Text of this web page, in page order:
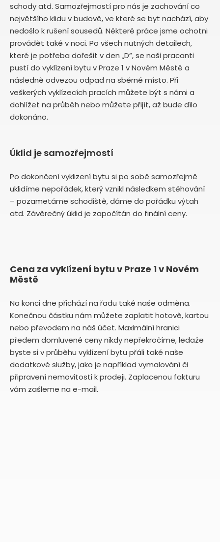
schody atd. Samozřejmostí pro nás je zachování co
největšího klidu v budově, ve které se byt nachází, aby
nedošlo k rušení sousedů. Některé práce jsme ochotni
provádět také v noci. Po všech nutných detailech,
které je potřeba dořešit v den „D“, se naši pracanti
pustí do vyklízení bytu v Praze 1 v Novém Městě a
následně odvezou odpad na sběrné místo. Při
veškerých vyklízecích pracích můžete být s námi a
dohlížet na průběh nebo můžete přijít, až bude dílo
dokonáno.
Úklid je samozřejmostí
Po dokončení vyklizení bytu si po sobě samozřejmě
uklidíme nepořádek, který vznikl následkem stěhování
– pozametáme schodiště, dáme do pořádku výtah
atd. Závěrečný úklid je započítán do finální ceny.
Cena za vyklízení bytu v Praze 1 v Novém
Městě
Na konci dne přichází na řadu také naše odměna.
Konečnou částku nám můžete zaplatit hotově, kartou
nebo převodem na náš účet. Maximální hranici
předem domluvené ceny nikdy nepřekročíme, ledaže
byste si v průběhu vyklízení bytu přáli také naše
dodatkové služby, jako je například vymalování či
připravení nemovitosti k prodeji. Zaplacenou fakturu
vám zašleme na e-mail.